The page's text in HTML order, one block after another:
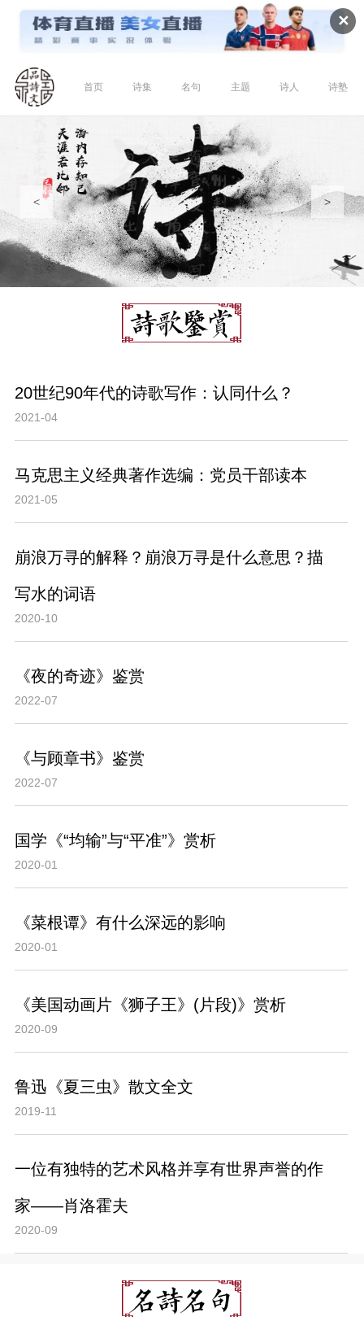
✕
首页 诗集 名句 主题 诗人 诗塾
< >
20世纪90年代的诗歌写作：认同什么？
2021-04
马克思主义经典著作选编：党员干部读本
2021-05
崩浪万寻的解释？崩浪万寻是什么意思？描
写水的词语
2020-10
《夜的奇迹》鉴赏
2022-07
《与顾章书》鉴赏
2022-07
国学《“均输”与“平准”》赏析
2020-01
《菜根谭》有什么深远的影响
2020-01
《美国动画片《狮子王》(片段)》赏析
2020-09
鲁迅《夏三虫》散文全文
2019-11
一位有独特的艺术风格并享有世界声誉的作
家——肖洛霍夫
2020-09